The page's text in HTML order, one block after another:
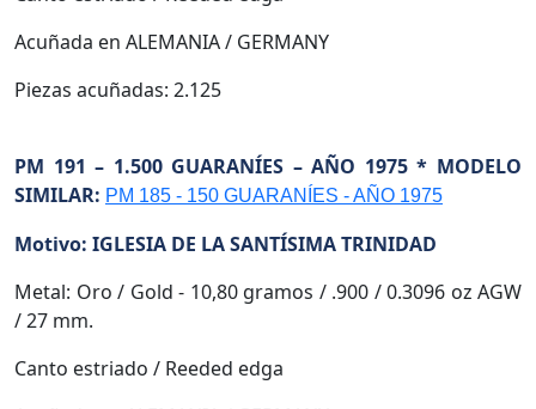
Acuñada en ALEMANIA / GERMANY
Piezas acuñadas: 2.125
PM 191 – 1.500 GUARANÍES – AÑO 1975 * MODELO
SIMILAR: PM 185 - 150 GUARANÍES - AÑO 1975
Motivo: IGLESIA DE LA SANTÍSIMA TRINIDAD
Metal: Oro / Gold - 10,80 gramos / .900 / 0.3096 oz AGW
/ 27 mm.
Canto estriado / Reeded edga